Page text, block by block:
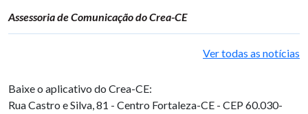
Assessoria de Comunicação do Crea-CE
Ver todas as notícias
Baixe o aplicativo do Crea-CE:
Rua Castro e Silva, 81 - Centro Fortaleza-CE - CEP 60.030-